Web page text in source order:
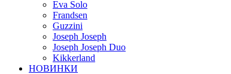
Eva Solo
Frandsen
Guzzini
Joseph Joseph
Joseph Joseph Duo
Kikkerland
НОВИНКИ